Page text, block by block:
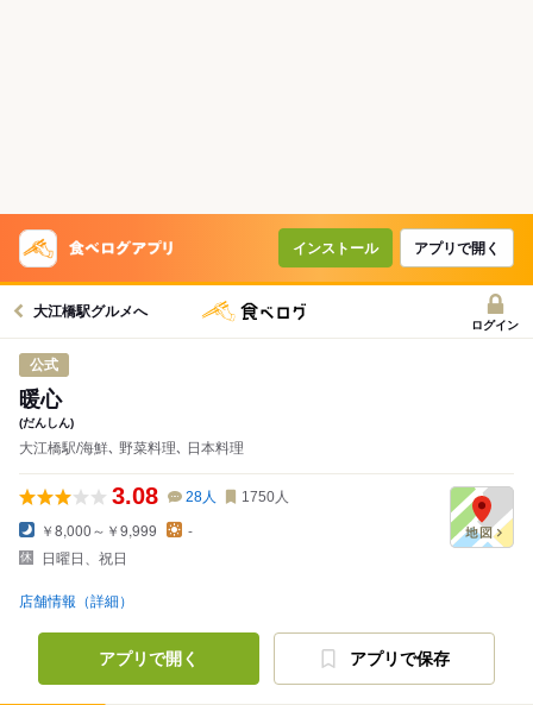
インストール アプリで開く
大江橋駅グルメへ
ログイン
公式
暖心
(だんしん)
大江橋駅/海鮮､ 野菜料理､ 日本料理
3.08 28人 1750人
￥8,000～￥9,999
-
日曜日、祝日
店舗情報（詳細）
アプリで開く アプリで保存